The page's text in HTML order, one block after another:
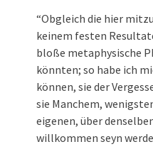
“Obgleich die hier
keinem festen
bloße metaphysische
könnten; so habe ich
können, sie der
sie Manchem,
eigenen, über
willkommen seyn